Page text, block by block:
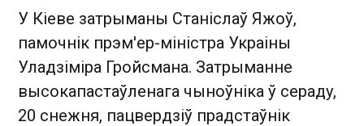
У Кіеве затрыманы Станіслаў Яжоў,
памочнік прэм'ер-міністра Украіны
Уладзіміра Гройсмана. Затрыманне
высокапастаўленага чыноўніка ў сераду,
20 снежня, пацвердзіў прадстаўнік